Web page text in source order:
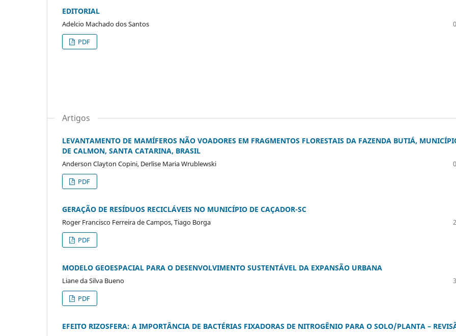
EDITORIAL
Adelcio Machado dos Santos
PDF
Artigos
LEVANTAMENTO DE MAMÍFEROS NÃO VOADORES EM FRAGMENTOS FLORESTAIS DA FAZENDA BUTIÁ,
DE CALMON, SANTA CATARINA, BRASIL
Anderson Clayton Copini, Derlise Maria Wrublewski
PDF
GERAÇÃO DE RESÍDUOS RECICLÁVEIS NO MUNICÍPIO DE CAÇADOR-SC
Roger Francisco Ferreira de Campos, Tiago Borga
PDF
MODELO GEOESPACIAL PARA O DESENVOLVIMENTO SUSTENTÁVEL DA EXPANSÃO URBANA
Liane da Silva Bueno
PDF
EFEITO RIZOSFERA: A IMPORTÂNCIA DE BACTÉRIAS FIXADORAS DE NITROGÊNIO PARA O SOLO/PLANTA –